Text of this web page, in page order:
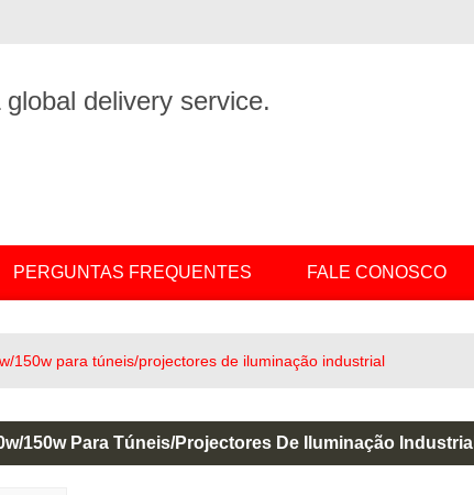
delivery service.
PERGUNTAS FREQUENTES FALE CONOSCO
150w para túneis/projectores de iluminação industrial
150w Para Túneis/projectores De Iluminação Industrial